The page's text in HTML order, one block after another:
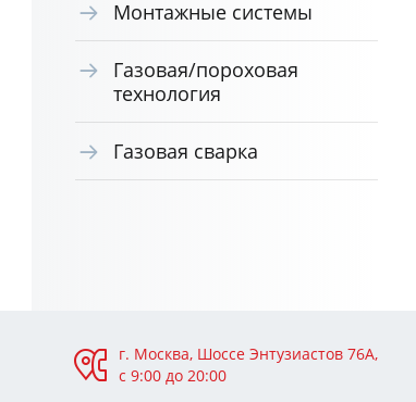
Монтажные системы
Газовая/пороховая
технология
Газовая сварка
г. Москва, Шоссе Энтузиастов 76А,
с 9:00 до 20:00